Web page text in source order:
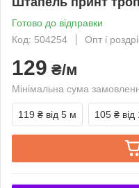
Готово до відправки
Код: 504254
Опт і
129 ₴/м
Мінімальна сума
119 ₴ від 5 м 105 ₴